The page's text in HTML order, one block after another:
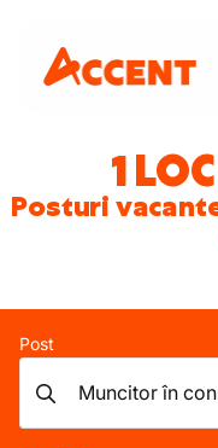
1
Posturi
Post